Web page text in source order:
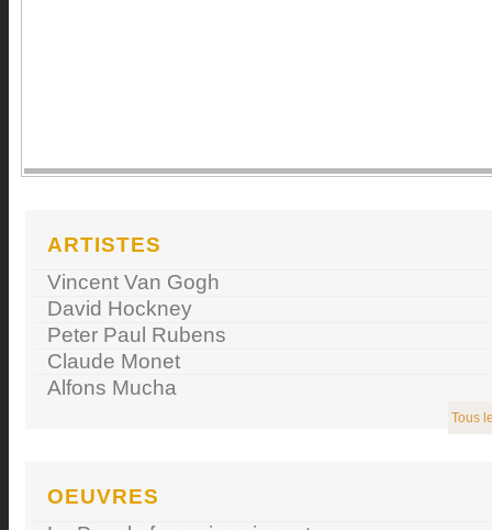
ARTISTES
Vincent Van Gogh
David Hockney
Peter Paul Rubens
Claude Monet
Alfons Mucha
Tous
OEUVRES